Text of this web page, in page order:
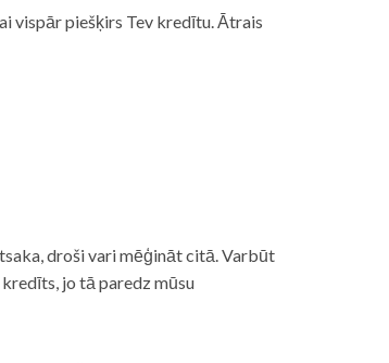
vispār piešķirs Tev kredītu. Ātrais
droši vari mēģināt citā. Varbūt
jo tā paredz mūsu